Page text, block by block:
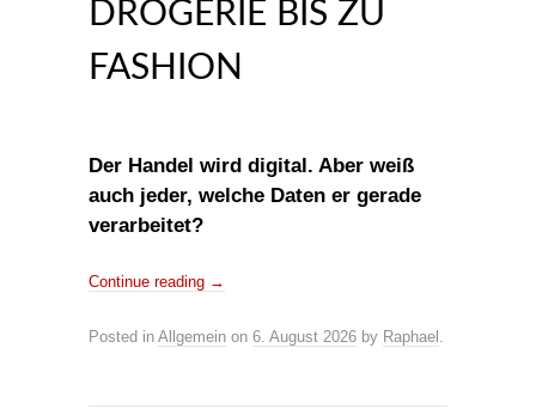
DROGERIE BIS ZU
FASHION
Der Handel wird digital. Aber weiß
auch jeder, welche Daten er gerade
verarbeitet?
Continue reading →
Posted in Allgemein on 6. August 2026 by Raphael .